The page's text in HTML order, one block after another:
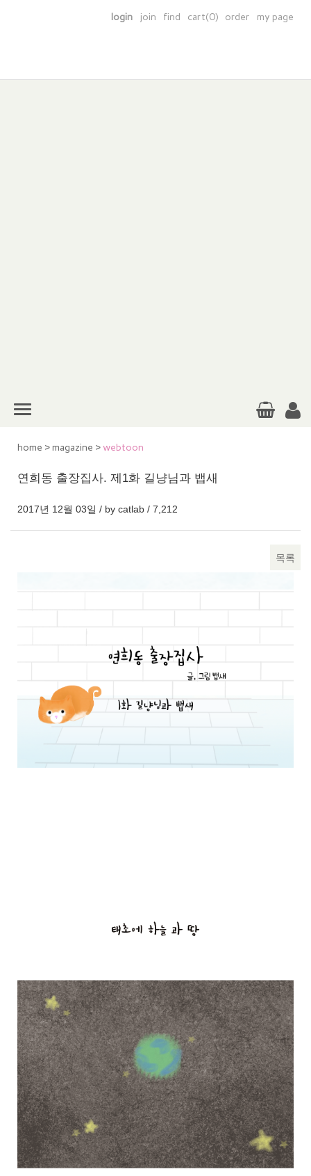
login join find cart(0) order my page
home >magazine >webtoon
연희동 출장집사. 제1화 길냥님과 뱁새
2017년 12월 03일 / by catlab / 7,212
목록